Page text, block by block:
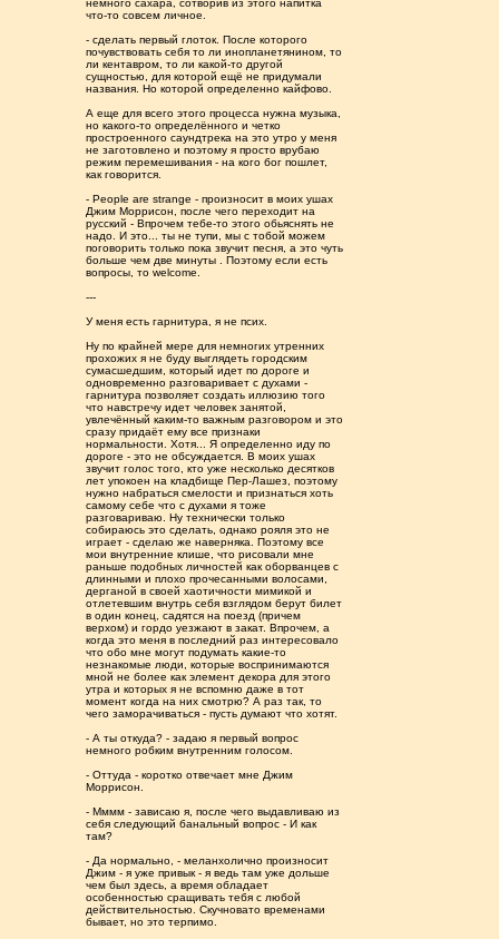
немного сахара, сотворив из этого напитка
что-то совсем личное.
- сделать первый глоток. После которого
почувствовать себя то ли инопланетянином, то
ли кентавром, то ли какой-то другой
сущностью, для которой ещё не придумали
названия. Но которой определенно кайфово.
А еще для всего этого процесса нужна музыка,
но какого-то определённого и четко
простроенного саундтрека на это утро у меня
не заготовлено и поэтому я просто врубаю
режим перемешивания - на кого бог пошлет,
как говорится.
- People are strange - произносит в моих ушах
Джим Моррисон, после чего переходит на
русский - Впрочем тебе-то этого обьяснять не
надо. И это... ты не тупи, мы с тобой можем
поговорить только пока звучит песня, а это чуть
больше чем две минуты . Поэтому если есть
вопросы, то welcome.
---
У меня есть гарнитура, я не псих.
Ну по крайней мере для немногих утренних
прохожих я не буду выглядеть городским
сумасшедшим, который идет по дороге и
одновременно разговаривает с духами -
гарнитура позволяет создать иллюзию того
что навстречу идет человек занятой,
увлечённый каким-то важным разговором и это
сразу придаёт ему все признаки
нормальности. Хотя... Я определенно иду по
дороге - это не обсуждается. В моих ушах
звучит голос того, кто уже несколько десятков
лет упокоен на кладбище Пер-Лашез, поэтому
нужно набраться смелости и признаться хоть
самому себе что с духами я тоже
разговариваю. Ну технически только
собираюсь это сделать, однако рояля это не
играет - сделаю же наверняка. Поэтому все
мои внутренние клише, что рисовали мне
раньше подобных личностей как оборванцев с
длинными и плохо прочесанными волосами,
дерганой в своей хаотичности мимикой и
отлетевшим внутрь себя взглядом берут билет
в один конец, садятся на поезд (причем
верхом) и гордо уезжают в закат. Впрочем, а
когда это меня в последний раз интересовало
что обо мне могут подумать какие-то
незнакомые люди, которые воспринимаются
мной не более как элемент декора для этого
утра и которых я не вспомню даже в тот
момент когда на них смотрю? А раз так, то
чего заморачиваться - пусть думают что хотят.
- А ты откуда? - задаю я первый вопрос
немного робким внутренним голосом.
- Оттуда - коротко отвечает мне Джим
Моррисон.
- Мммм - зависаю я, после чего выдавливаю из
себя следующий банальный вопрос - И как
там?
- Да нормально, - меланхолично произносит
Джим - я уже привык - я ведь там уже дольше
чем был здесь, а время обладает
особенностью сращивать тебя с любой
действительностью. Скучновато временами
бывает, но это терпимо.